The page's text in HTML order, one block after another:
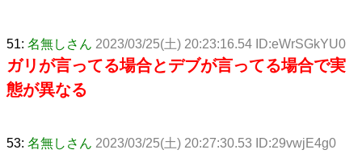
51: 名無しさん 2023/03/25(土) 20:23:16.54 ID:eWrSGkYU0
ガリが言ってる場合とデブが言ってる場合で実
態が異なる
53: 名無しさん 2023/03/25(土) 20:27:30.53 ID:29vwjE4g0